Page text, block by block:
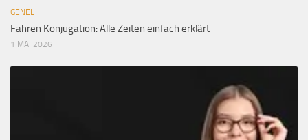
GENEL
Fahren Konjugation: Alle Zeiten einfach erklärt
1 MAI 2026